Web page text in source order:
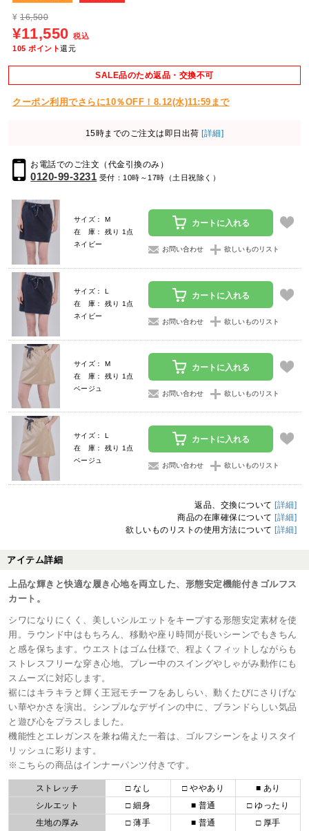
¥ 16,500
¥11,550 税込
105 ポイント還元
SALE品のため返品・交換不可
クーポン利用でさらに10％OFF！8.12(水)11:59まで
15時までのご注文は即日出荷 [詳細]
お電話でのご注文（代金引換のみ）
0120-99-3231 受付：10時～17時（土日祝除く）
サイズ： M
在 庫： 残り 1点
ネイビー
カートに入れる
お問い合わせ 欲しいものリスト
サイズ： L
在 庫： 残り 1点
ネイビー
カートに入れる
お問い合わせ 欲しいものリスト
サイズ： M
在 庫： 残り 1点
ベージュ
カートに入れる
お問い合わせ 欲しいものリスト
サイズ： L
在 庫： 残り 1点
ベージュ
カートに入れる
お問い合わせ 欲しいものリスト
返品、交換について [詳細]
商品の在庫確保について [詳細]
欲しいものリストの使用方法について [詳細]
アイテム詳細
上品な輝きと快適な履き心地を両立した、形態安定機能付きゴルフス
カート。
シワになりにくく、美しいシルエットをキープする形態安定素材を使
用。ラウンド中はもちろん、移動や座り時間が長いシーンでもきちん
と感を保ちます。ウエストはゴム仕様で、程よくフィットしながらも
ストレスフリーな穿き心地。プレー中のスイングやしゃがみ動作にも
スムーズに対応します。
裾にはキラキラと輝く王冠モチーフをあしらい、動くたびにさりげな
い華やかさを演出。シンプルなデザインの中に、ブランドらしい気品
と遊び心をプラスしました。
機能性とエレガンスを兼ね備えた一着は、ゴルフシーンをよりスタイ
リッシュに彩ります。
※こちらの商品はインナーパンツ付きです。
ストレッチ □ なし □ ややあり
■ あり
シルエット
□ 細身 ■ 普通
□ ゆったり
生地の厚み
□ 薄手 ■ 普通 □ 厚手